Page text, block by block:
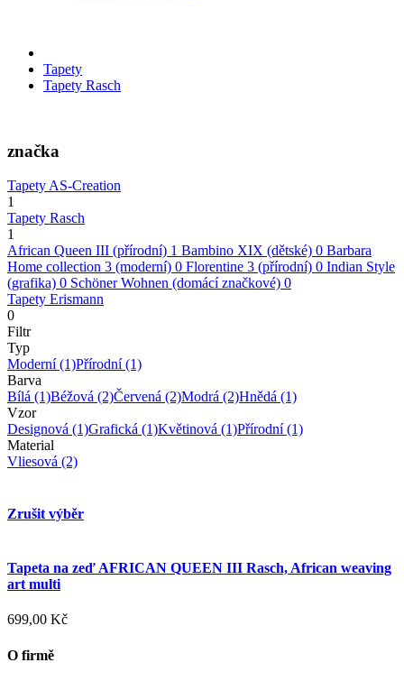
Tapety
Tapety Rasch
značka
Tapety AS-Creation
1
Tapety Rasch
1
African Queen III (přírodní) 1 Bambino XIX (dětské) 0 Barbara
Home collection 3 (moderní) 0 Florentine 3 (přírodní) 0 Indian Style
(grafika) 0 Schöner Wohnen (domácí značkové) 0
Tapety Erismann
0
Filtr
Typ
Moderní(1)Přírodní(1)
Barva
Bílá (1)Béžová (2)Červená (2)Modrá (2)Hnědá (1)
Vzor
Designová (1)Grafická (1)Květinová (1)Přírodní(1)
Material
Vliesová (2)
Zrušit výběr
Tapeta na zeď AFRICAN QUEEN III Rasch, African weaving
art multi
699,00 Kč
O firmě